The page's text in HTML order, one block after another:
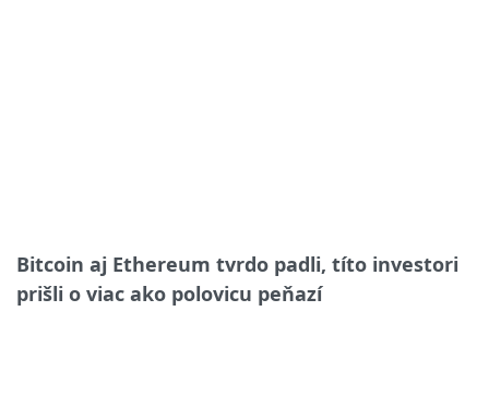
Bitcoin aj Ethereum tvrdo padli, títo investori
prišli o viac ako polovicu peňazí